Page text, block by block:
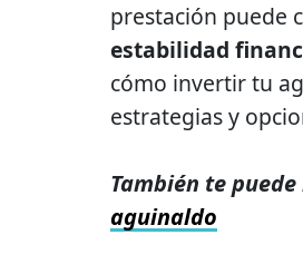
prestación puede
estabilidad
cómo invertir tu
estrategias y
También te
aguinaldo